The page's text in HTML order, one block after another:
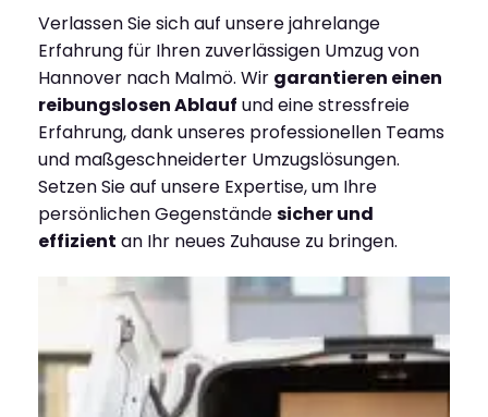
Verlassen Sie sich auf unsere jahrelange
Erfahrung für Ihren zuverlässigen Umzug von
Hannover nach Malmö. Wir garantieren einen
reibungslosen Ablauf und eine stressfreie
Erfahrung, dank unseres professionellen Teams
und maßgeschneiderter Umzugslösungen.
Setzen Sie auf unsere Expertise, um Ihre
persönlichen Gegenständesicher und
effizient an Ihr neues Zuhause zu bringen.